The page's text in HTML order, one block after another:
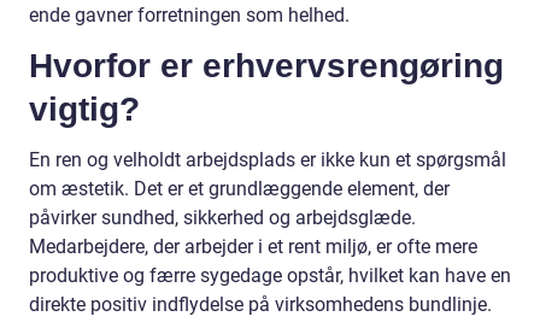
ende gavner forretningen som helhed.
Hvorfor er erhvervsrengøring
vigtig?
En ren og velholdt arbejdsplads er ikke kun et spørgsmål
om æstetik. Det er et grundlæggende element, der
påvirker sundhed, sikkerhed og arbejdsglæde.
Medarbejdere, der arbejder i et rent miljø, er ofte mere
produktive og færre sygedage opstår, hvilket kan have en
direkte positiv indflydelse på virksomhedens bundlinje.